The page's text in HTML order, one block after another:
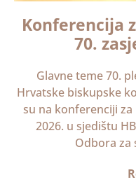
Konferencija
70.
Glavne teme 70.
Hrvatske biskupske
su na konferenciji
2026. u sjedištu
Odbora za